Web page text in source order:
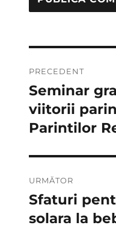
în
articole
PRECEDENT
Articolul
anterior:
Seminar
viitorii
Parintilor
URMĂTOR
Articolul
următor:
Sfaturi
solara la